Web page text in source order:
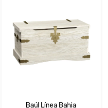
Baúl Línea Bahia